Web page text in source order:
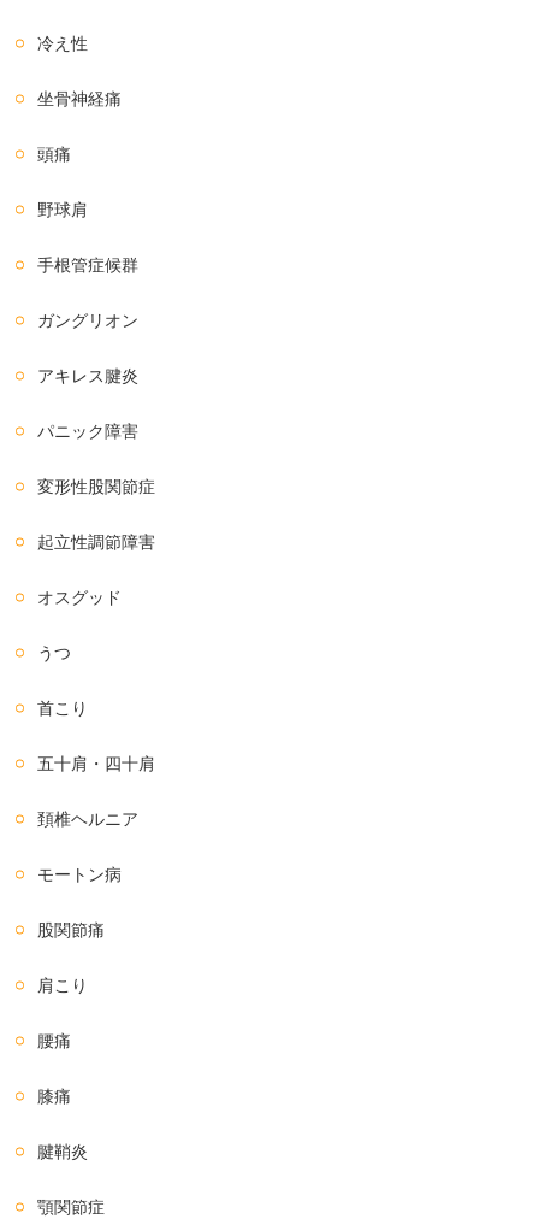
冷え性
坐骨神経痛
頭痛
野球肩
手根管症候群
ガングリオン
アキレス腱炎
パニック障害
変形性股関節症
起立性調節障害
オスグッド
うつ
首こり
五十肩・四十肩
頚椎ヘルニア
モートン病
股関節痛
肩こり
腰痛
膝痛
腱鞘炎
顎関節症